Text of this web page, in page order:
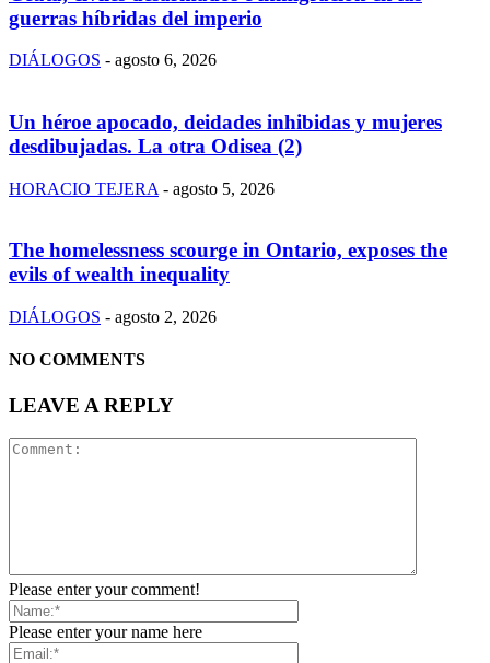
guerras híbridas del imperio
DIÁLOGOS - agosto 6, 2026
Un héroe apocado, deidades inhibidas y mujeres
desdibujadas. La otra Odisea (2)
HORACIO TEJERA - agosto 5, 2026
The homelessness scourge in Ontario, exposes the
evils of wealth inequality
DIÁLOGOS - agosto 2, 2026
NO COMMENTS
LEAVE A REPLY
Please enter your comment!
Please enter your name here